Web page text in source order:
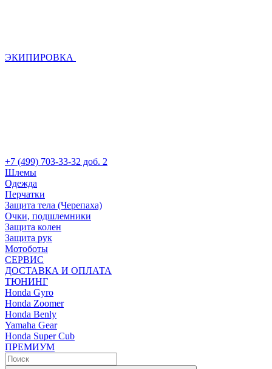
ЭКИПИРОВКА
+7 (499) 703-33-32 доб. 2
Шлемы
Одежда
Перчатки
Защита тела (Черепаха)
Очки, подшлемники
Защита колен
Защита рук
Мотоботы
СЕРВИС
ДОСТАВКА И ОПЛАТА
ТЮНИНГ
Honda Gyro
Honda Zoomer
Honda Benly
Yamaha Gear
Honda Super Cub
ПРЕМИУМ